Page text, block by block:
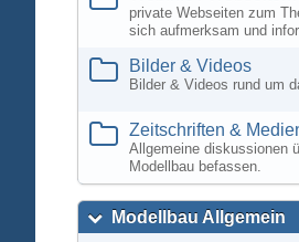
private Webseiten zum
sich aufmerksam und
Bilder & Videos
Bilder & Videos rund um
Zeitschriften &
Allgemeine diskussionen
Modellbau befassen.
Modellbau Allgemein